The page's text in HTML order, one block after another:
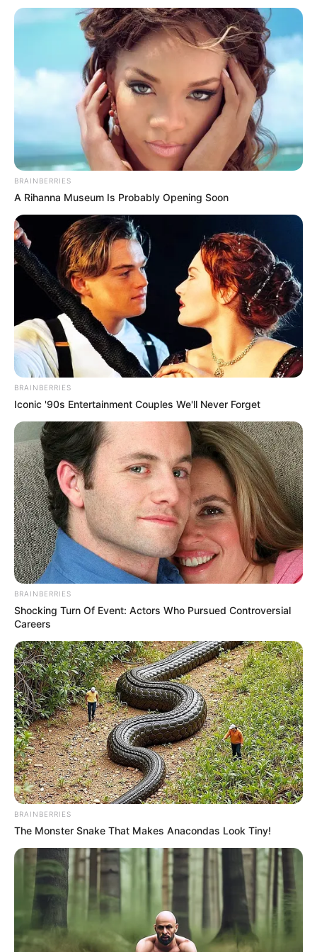
Bilder von Sehenswürdigkeiten in Schmalkalden
mit touristischen Informationen:
Ausflugsziele, Sehenswürdigkeiten, Freizeitziele
und Museen in und im Umkreis von Schmalkalden:
Umkreissuche Tourismus Schmalkalden
Museen in und um Schmalkalden
Kinderausflugsziele für Schmalkalden
Kindergeburtstag feiern
Schlösser und Burgen in und um Schmalkalden
Mit der Bahn erreichbare Ausflugsziele
Tagesausflugsziele für Schmalkalden
Bademöglichkeiten
Wandern
Kinoprogramm
Angebote für Behinderte
Fremdenverkehrsamt und Tourist Information
Veranstaltung für Schmalkalden eintragen
Weitere Informationen über Schmalkalden im
Internet:
Hotels in Schmalkalden
www.schmalkalden.de
BRAINBERRIES
A Rihanna Museum Is Probably Opening Soon
BRAINBERRIES
Iconic '90s Entertainment Couples We'll Never Forget
BRAINBERRIES
Shocking Turn Of Event: Actors Who Pursued Controversial
Careers
BRAINBERRIES
The Monster Snake That Makes Anacondas Look Tiny!